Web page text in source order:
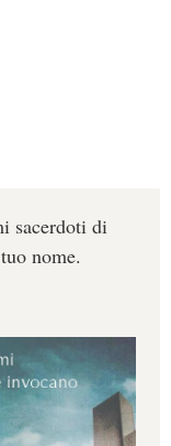
sacerdoti di
nome.